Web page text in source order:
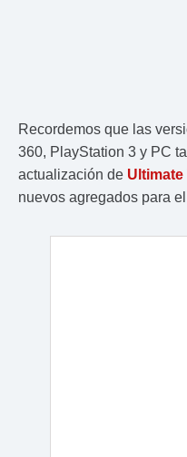
Recordemos que las
360, PlayStation 3 y PC
actualización de Ultimate
nuevos agregados para